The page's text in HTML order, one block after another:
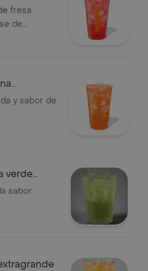
fresa
de
B3,
y sabor de
verde
sabor